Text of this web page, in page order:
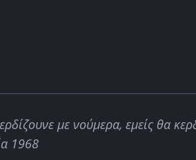
με νούμερα, εμείς θα
1968